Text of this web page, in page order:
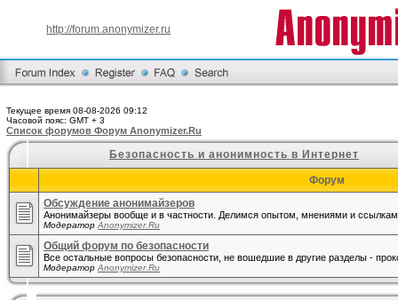
http://forum.anonymizer.ru
Текущее время 08-08-2026 09:12
Часовой пояс: GMT + 3
Список форумов Форум Anonymizer.Ru
Безопасность и анонимность в Интернет
Форум
Обсуждение анонимайзеров
Анонимайзеры вообще и в частности. Делимся опытом, мнениями и
Модератор Anonymizer.Ru
Общий форум по безопасности
Все остальные вопросы безопасности, не вошедшие в другие разделы -
Модератор Anonymizer.Ru